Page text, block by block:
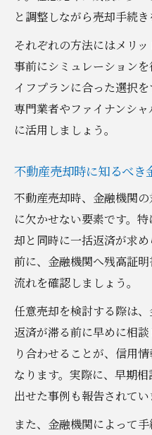
と調整しながら売却手続き
それぞれの方法にはメリッ
事前にシミュレーション
イフプランに合った選択
専門業者やファイナンシ
に活用しましょう。
不動産売却時に知るべき
不動産売却時、金融機関
に欠かせない要素です。
却と同時に一括返済が求
前に、金融機関へ残高証
流れを確認しましょう。
任意売却を検討する際は、
返済が滞る前に早めに相
り合わせることが、信用
なります。実際に、早期
出せた事例も報告されてい
また、金融機関によって